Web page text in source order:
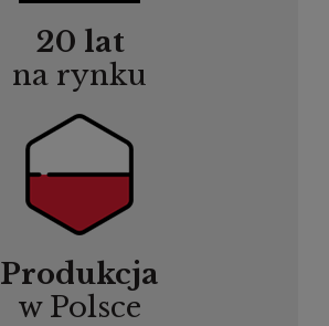
20 lat
na rynku
Produkcja
w Polsce